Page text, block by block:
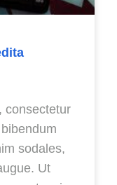
consectetur
sodales,
Ut